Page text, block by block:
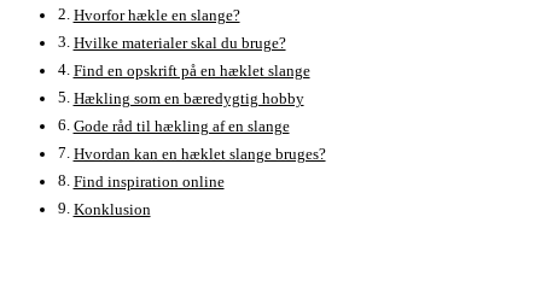
Hvorfor hækle en slange?
Hvilke materialer skal du bruge?
Find en opskrift på en hæklet slange
Hækling som en bæredygtig hobby
Gode råd til hækling af en slange
Hvordan kan en hæklet slange bruges?
Find inspiration online
Konklusion